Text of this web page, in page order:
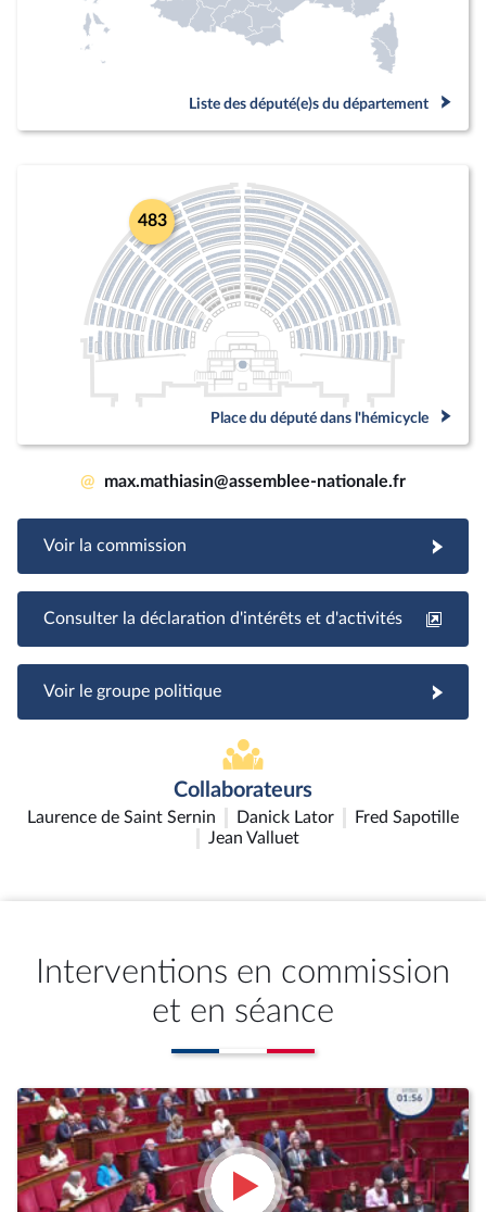
Liste des député(e)s du département
483
Place du député dans l'hémicycle
@ max.mathiasin@assemblee-nationale.fr
Voir la commission
Consulter la déclaration d'intérêts et d'activités
Voir le groupe politique
Collaborateurs
Laurence de Saint Sernin Danick Lator
Fred Sapotille
Jean Valluet
Interventions en commission
et en séance